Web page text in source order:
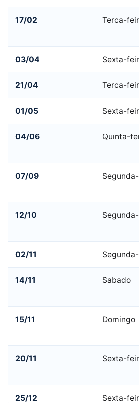
17/02 Terca-
03/04 Sexta-
21/04 Terca-
01/05 Sexta-
04/06 Quinta-
07/09
12/10
02/11
14/11 Sabado
15/11 Domingo
20/11 Sexta-
25/12 Sexta-